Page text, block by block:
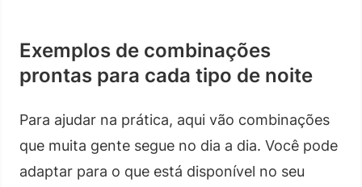
Exemplos de combinações
prontas para cada tipo de noite
Para ajudar na prática, aqui vão combinações
que muita gente segue no dia a dia. Você pode
adaptar para o que está disponível no seu